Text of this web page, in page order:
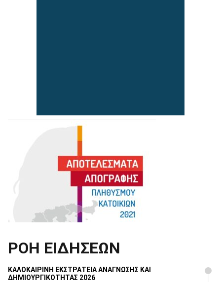
ΡΟΗ ΕΙΔΗΣΕΩΝ
ΚΑΛΟΚΑΙΡΙΝΗ ΕΚΣΤΡΑΤΕΙΑ ΑΝΑΓΝΩΣΗΣ ΚΑΙ
ΔΗΜΙΟΥΡΓΙΚΟΤΗΤΑΣ 2026